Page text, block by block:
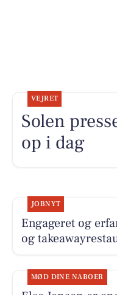
VEJRET
Solen
op i dag
JOBNYT
Engageret og
og
MØD DINE NABOER